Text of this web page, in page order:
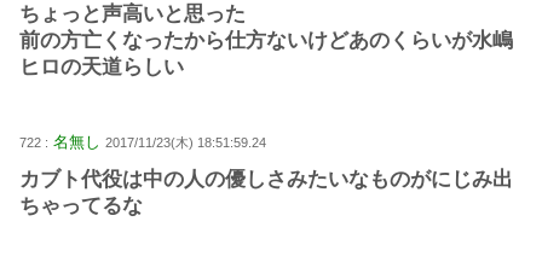
ちょっと声高いと思った
前の方亡くなったから仕方ないけどあのくらいが水嶋
ヒロの天道らしい
722 : 名無し 2017/11/23(木) 18:51:59.24
カブト代役は中の人の優しさみたいなものがにじみ出
ちゃってるな